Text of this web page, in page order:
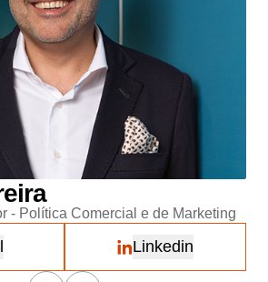
- Política Comercial e de Marketing
Linkedin